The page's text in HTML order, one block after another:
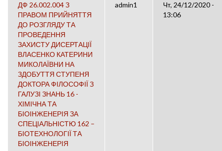
ДФ 26.002.004 З
ПРАВОМ ПРИЙНЯТТЯ
ДО РОЗГЛЯДУ ТА
ПРОВЕДЕННЯ
ЗАХИСТУ ДИСЕРТАЦІЇ
ВЛАСЕНКО КАТЕРИНИ
МИКОЛАЇВНИ НА
ЗДОБУТТЯ СТУПЕНЯ
ДОКТОРА ФІЛОСОФІЇ З
ГАЛУЗІ ЗНАНЬ 16 -
ХІМІЧНА ТА
БІОІНЖЕНЕРІЯ ЗА
СПЕЦІАЛЬНІСТЮ 162 –
БІОТЕХНОЛОГІЇ ТА
БІОІНЖЕНЕРІЯ
admin1
Чт, 24/12/2020 -
13:06